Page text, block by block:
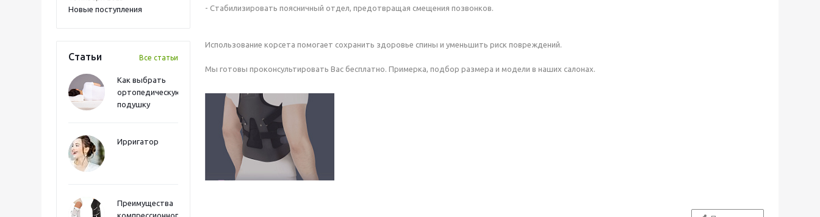
Новые поступления
Статьи Все статьи
Как выбрать
ортопедическую
подушку
Ирригатор
Преимущества
компрессионного
- Стабилизировать поясничный отдел, предотвращая смещения позвонков.
Использование корсета помогает сохранить здоровье спины и уменьшить риск повреждений.
Мы готовы проконсультировать Вас бесплатно. Примерка, подбор размера и модели в наших салонах.